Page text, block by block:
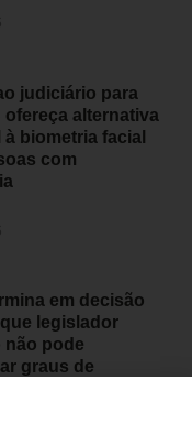
judiciário para
ofereça alternativa
biometria facial
com
em decisão
legislador
não pode
graus de